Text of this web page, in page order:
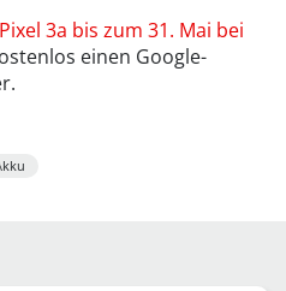
3a bis zum 31. Mai bei
einen Google-